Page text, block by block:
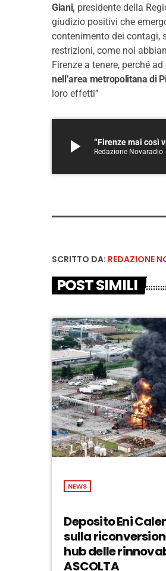
Giani, presidente della
giudizio positivi che
contenimento dei contagi,
restrizioni, come noi
Firenze a tenere, perché
nell’area metropolitana di
loro effetti”
play_arrow “Firenze mai così
Redazione Novaradio
SCRITTO DA: REDAZIONE
POST SIMILI
NEWS
Deposito Eni
sulla
hub delle
ASCOLTA